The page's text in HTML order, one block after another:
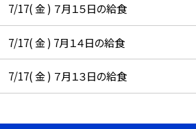
7/17( 金 ) ７月１５日の給食
7/17( 金 ) 7月１４日の給食
7/17( 金 ) ７月１３日の給食